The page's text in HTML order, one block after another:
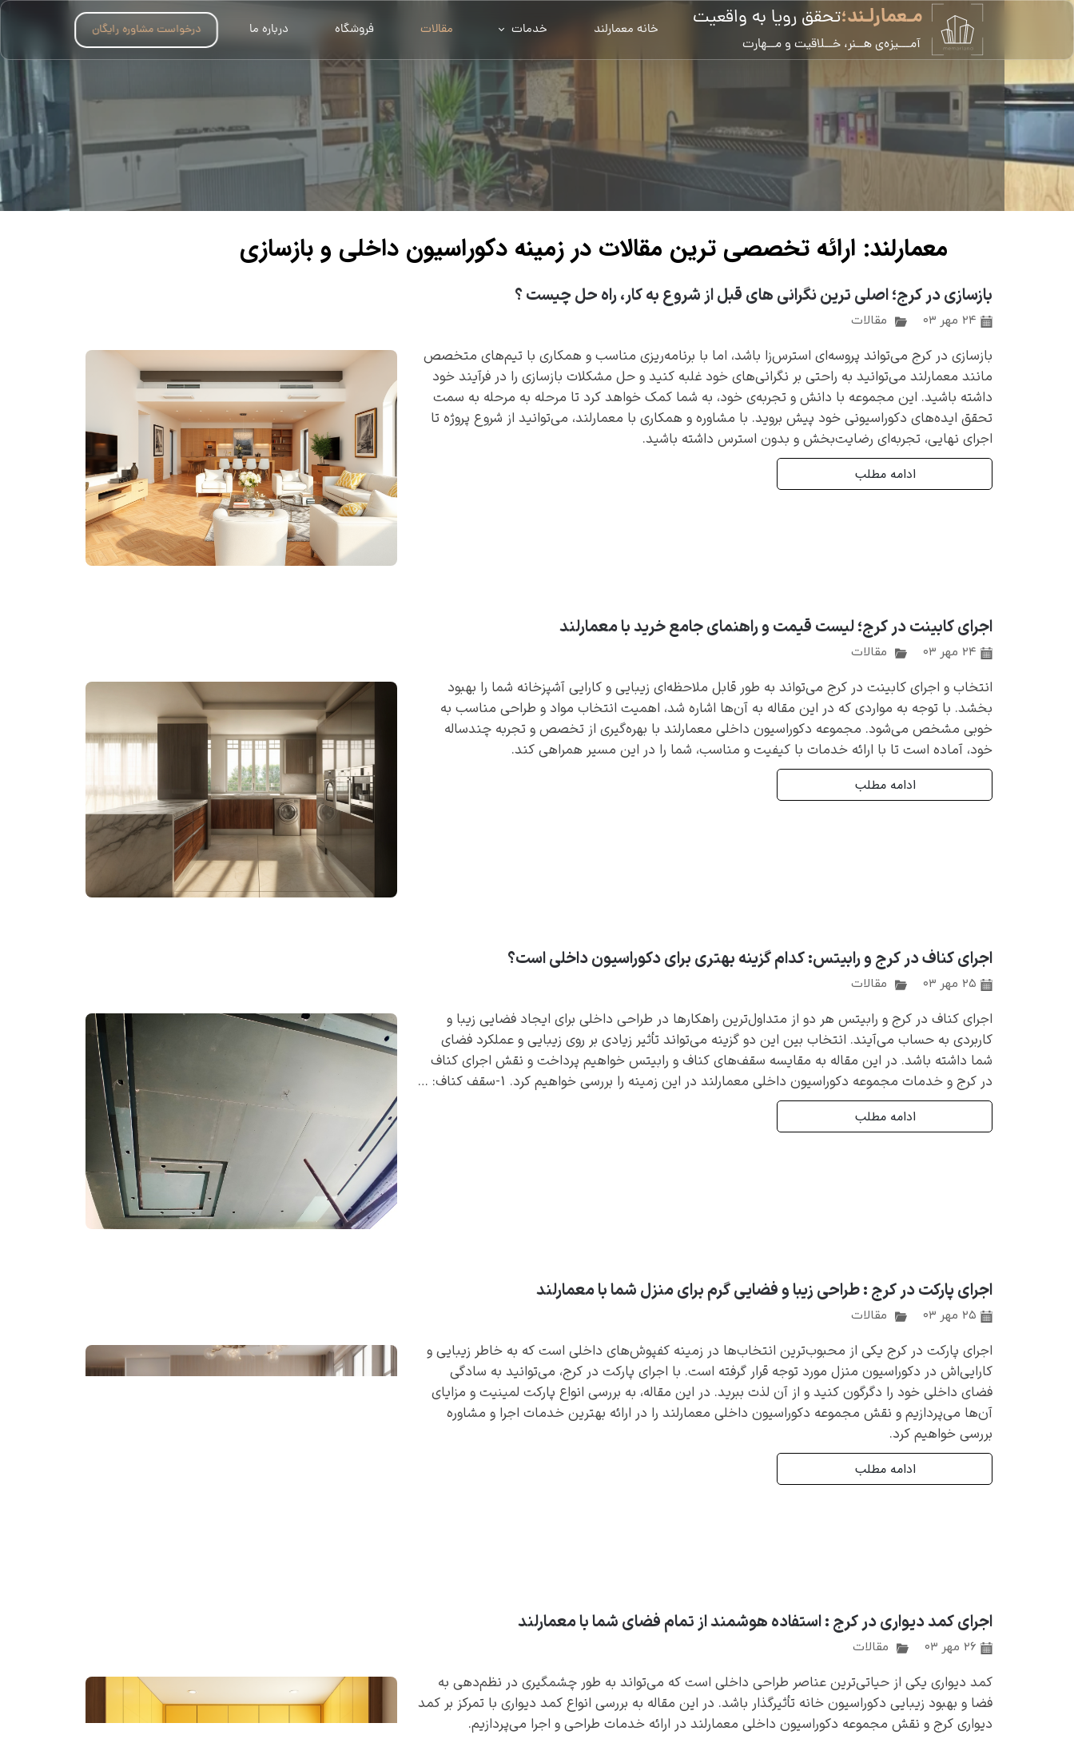
​آمـــیزه‌ی هــنر، خــلاقیت و مــهارت
مـعمارلـند؛تحقق رویا به واقعیت درخواست مشاوره رایگان خانه معمارلند خدمات مقالات فروشگاه درباره ما
بازسازی در کرج؛ اصلی ترین نگرانی های قبل از شروع به کار، راه حل چیست ؟
۲۴ مهر ۰۳
مقالات
بازسازی در کرج می‌تواند پروسه‌ای استرس‌زا باشد، اما با برنامه‌ریزی مناسب و همکاری با تیم‌های متخصص
مانند معمارلند می‌توانید به راحتی بر نگرانی‌های خود غلبه کنید و حل مشکلات بازسازی را در فرآیند خود
داشته باشید. این مجموعه با دانش و تجربه‌ی خود، به شما کمک خواهد کرد تا مرحله به مرحله به سمت
تحقق ایده‌های دکوراسیونی خود پیش بروید. با مشاوره و همکاری با معمارلند، می‌توانید از شروع پروژه تا
اجرای نهایی، تجربه‌ای رضایت‌بخش و بدون استرس داشته باشید.
ادامه مطلب
اجرای کابینت در کرج؛ لیست قیمت و راهنمای جامع خرید با معمارلند
۲۴ مهر ۰۳
مقالات
انتخاب و اجرای کابینت در کرج می‌تواند به طور قابل ملاحظه‌ای زیبایی و کارایی آشپزخانه شما را بهبود
بخشد. با توجه به مواردی که در این مقاله به آن‌ها اشاره شد، اهمیت انتخاب مواد و طراحی مناسب به
خوبی مشخص می‌شود. مجموعه دکوراسیون داخلی معمارلند با بهره‌گیری از تخصص و تجربه چندساله
خود، آماده است تا با ارائه خدمات با کیفیت و مناسب، شما را در این مسیر همراهی کند.
ادامه مطلب
اجرای کناف در کرج و رابیتس: کدام گزینه بهتری برای دکوراسیون داخلی است؟
۲۵ مهر ۰۳
مقالات
اجرای کناف در کرج و رابیتس هر دو از متداول‌ترین راهکارها در طراحی داخلی برای ایجاد فضایی زیبا و
کاربردی به حساب می‌آیند. انتخاب بین این دو گزینه می‌تواند تأثیر زیادی بر روی زیبایی و عملکرد فضای
شما داشته باشد. در این مقاله به مقایسه سقف‌های کناف و رابیتس خواهیم پرداخت و نقش اجرای کناف
در کرج و خدمات مجموعه دکوراسیون داخلی معمارلند در این زمینه را بررسی خواهیم کرد. 1-سقف کناف: …
ادامه مطلب
اجرای پارکت در کرج : طراحی زیبا و فضایی گرم برای منزل شما با معمارلند
۲۵ مهر ۰۳
مقالات
اجرای پارکت در کرج یکی از محبوب‌ترین انتخاب‌ها در زمینه کفپوش‌های داخلی است که به خاطر زیبایی و
کارایی‌اش در دکوراسیون منزل مورد توجه قرار گرفته است. با اجرای پارکت در کرج، می‌توانید به سادگی
فضای داخلی خود را دگرگون کنید و از آن لذت ببرید. در این مقاله، به بررسی انواع پارکت لمینیت و مزایای
آن‌ها می‌پردازیم و نقش مجموعه دکوراسیون داخلی معمارلند را در ارائه بهترین خدمات اجرا و مشاوره
بررسی خواهیم کرد.
ادامه مطلب
اجرای کمد دیواری در کرج : استفاده هوشمند از تمام فضای شما با معمارلند
۲۶ مهر ۰۳
مقالات
کمد دیواری یکی از حیاتی‌ترین عناصر طراحی داخلی است که می‌تواند به طور چشمگیری در نظم‌دهی به
فضا و بهبود زیبایی دکوراسیون خانه تأثیرگذار باشد. در این مقاله به بررسی انواع کمد دیواری با تمرکز بر کمد
دیواری کرج و نقش مجموعه دکوراسیون داخلی معمارلند در ارائه خدمات طراحی و اجرا می‌پردازیم.
معمارلند: ارائه تخصصی ترین مقالات در زمینه دکوراسیون داخلی و بازسازی